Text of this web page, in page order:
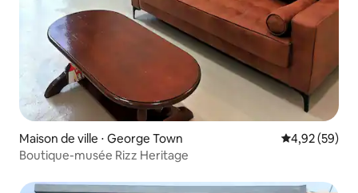
Maison de ville ⋅ George Town Évaluation
4,92 (59)
Boutique-musée Rizz Heritage